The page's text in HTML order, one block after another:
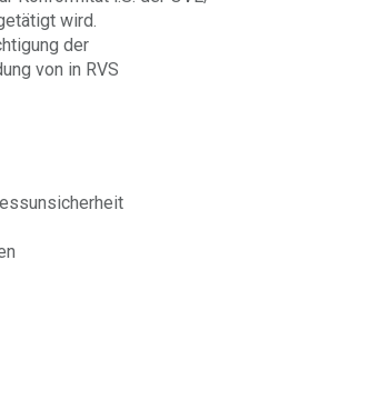
wird.
der
von in RVS